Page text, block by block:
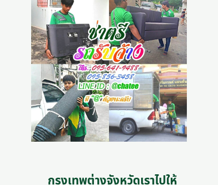
กรุงเทพต่างจังหวัดเราไปให้